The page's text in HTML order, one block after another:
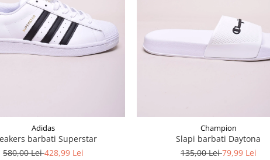
Adidas
barbati Superstar
580,00 Lei428,99 Lei
Champion
Slapi barbati Daytona
135,00 Lei79,99 Lei